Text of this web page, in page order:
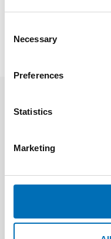
Selection
Necessary
Preferences
Statistics
Marketing
SHARE